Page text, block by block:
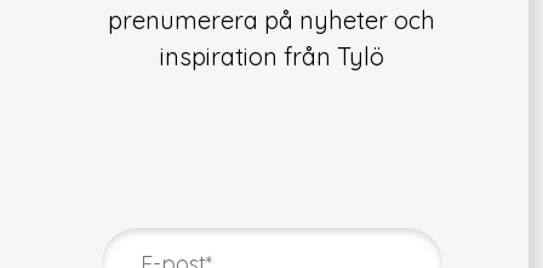
prenumerera på nyheter och
inspiration från Tylö